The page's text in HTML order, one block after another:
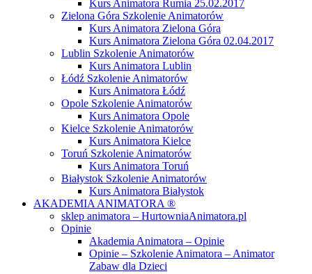
Kurs Animatora Rumia 25.02.2017
Zielona Góra Szkolenie Animatorów
Kurs Animatora Zielona Góra
Kurs Animatora Zielona Góra 02.04.2017
Lublin Szkolenie Animatorów
Kurs Animatora Lublin
Łódź Szkolenie Animatorów
Kurs Animatora Łódź
Opole Szkolenie Animatorów
Kurs Animatora Opole
Kielce Szkolenie Animatorów
Kurs Animatora Kielce
Toruń Szkolenie Animatorów
Kurs Animatora Toruń
Białystok Szkolenie Animatorów
Kurs Animatora Białystok
AKADEMIA ANIMATORA ®
sklep animatora – HurtowniaAnimatora.pl
Opinie
Akademia Animatora – Opinie
Opinie – Szkolenie Animatora – Animator
Zabaw dla Dzieci